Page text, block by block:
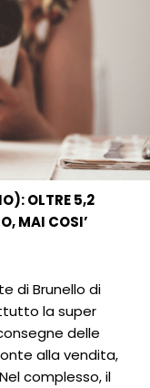
OLTRE 5,2
MAI COSI’
di Brunello di
la super
delle
alla vendita,
complesso, il